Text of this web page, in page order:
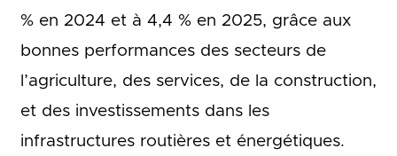
% en 2024 et à 4,4 % en 2025, grâce aux
bonnes performances des secteurs de
l’agriculture, des services, de la construction,
et des investissements dans les
infrastructures routières et énergétiques.